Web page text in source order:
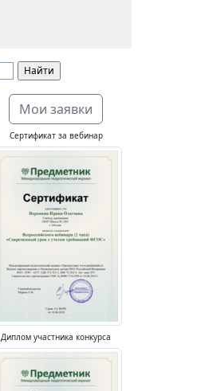
Мои заявки
Сертификат за вебинар
Диплом участника конкурса